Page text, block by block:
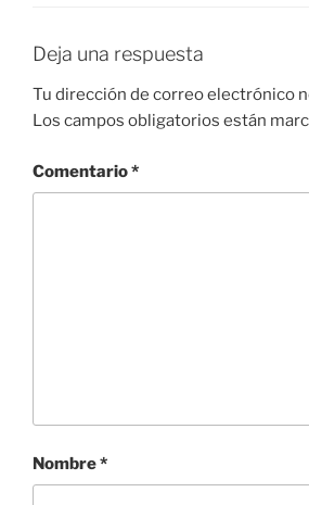
Deja una respuesta
Tu dirección de correo electrónico
Los campos obligatorios están
Comentario*
Nombre*